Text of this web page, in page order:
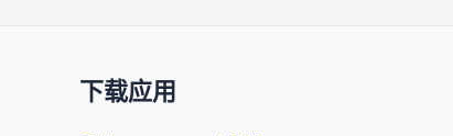
下载应用